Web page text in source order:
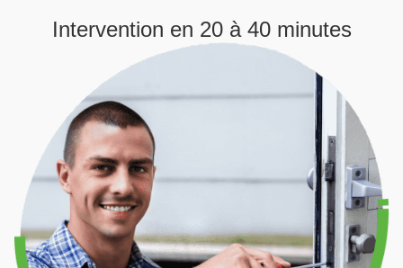
Intervention en 20 à 40 minutes